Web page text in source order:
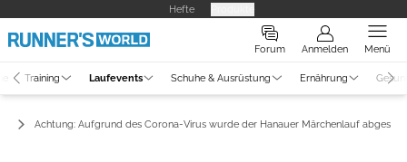
Hefte
Forum Anmelden Menü
Training Laufevents Schuhe & Ausrüstung Ernährung
Achtung: Aufgrund des Corona-Virus wurde der Hanauer Märchenlauf abgesagt.